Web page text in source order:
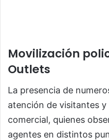
Movilización
Outlets
La presencia de
atención de visitantes
comercial, quienes
agentes en distintos